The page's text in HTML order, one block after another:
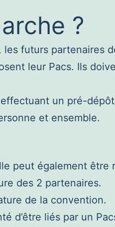
?
futurs partenaires
leur Pacs. Ils
un pré-
et ensemble.
peut également être
des 2 partenaires.
de la convention.
d’être liés par un